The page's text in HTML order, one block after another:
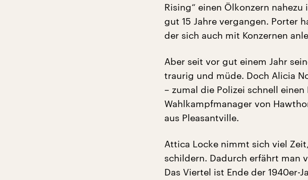
Rising“ einen Ölkonzern
gut 15 Jahre vergangen. Porter
der sich auch mit Konzernen
Aber seit vor gut einem Jahr
traurig und müde. Doch Alicia
– zumal die Polizei schnell
Wahlkampfmanager von
aus Pleasantville.
Attica Locke nimmt sich viel
schildern. Dadurch erfährt man
Das Viertel ist Ende der 1940er-